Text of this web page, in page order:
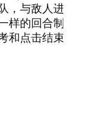
，与敌人进行一场
样的回合制玩法，
和点击结束这一回